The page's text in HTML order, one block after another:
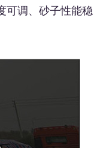
可调、砂子性能稳